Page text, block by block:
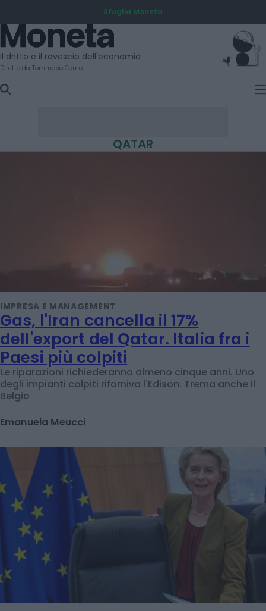
TO
CONTENT
Sfoglia Moneta
Moneta
Il dritto e il rovescio dell'economia
Diretto da Tommaso Cerno
QATAR
IMPRESA E MANAGEMENT
Gas, l'Iran cancella il 17%
dell'export del Qatar. Italia fra i
Paesi più colpiti
Le riparazioni richiederanno almeno cinque anni. Uno
degli impianti colpiti riforniva l'Edison. Trema anche il
Belgio
Emanuela Meucci